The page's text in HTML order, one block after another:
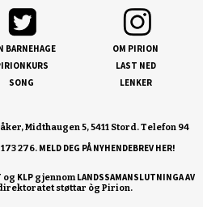
BARNEHAGE
SONG
OM PIRION
LAST NED
LENKER
Midthaugen 5, 5411 Stord. Telefon 94
276. MELD DEG PÅ NYHENDEBREV HER!
og KLP gjennomLANDSSAMANSLUTNINGA AV